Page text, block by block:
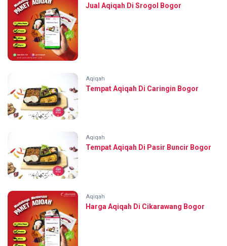
Jual Aqiqah Di Srogol Bogor
Aqiqah
Tempat Aqiqah Di Caringin Bogor
Aqiqah
Tempat Aqiqah Di Pasir Buncir Bogor
Aqiqah
Harga Aqiqah Di Cikarawang Bogor